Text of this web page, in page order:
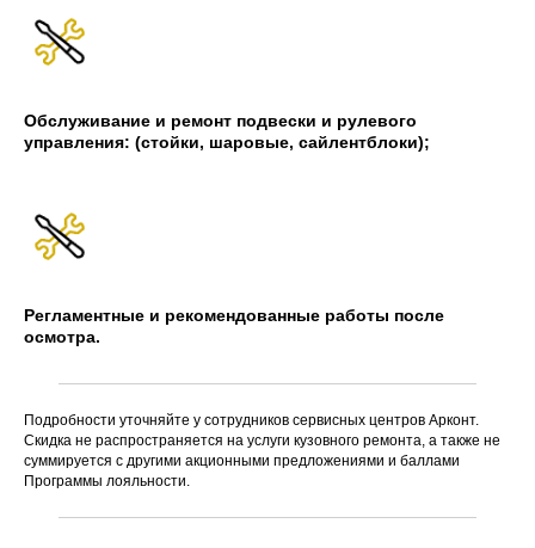
Обслуживание и ремонт подвески и рулевого
управления: (стойки, шаровые, сайлентблоки);
Регламентные и рекомендованные работы после
осмотра.
Подробности уточняйте у сотрудников сервисных центров Арконт.
Скидка не распространяется на услуги кузовного ремонта, а также не
суммируется с другими акционными предложениями и баллами
Программы лояльности.